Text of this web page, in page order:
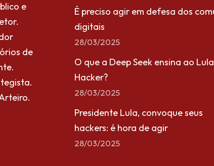
e
de
É preciso agir em defesa dos
digitais
28/03/2025
O que a Deep Seek ensina ao Lula
Hacker?
28/03/2025
Presidente Lula, convoque seus
hackers: é hora de agir
28/03/2025